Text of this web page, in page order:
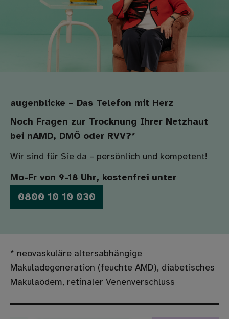
augenblicke – Das Telefon mit Herz
Noch Fragen zur Trocknung Ihrer Netzhaut
bei nAMD, DMÖ oder RVV?*
Wir sind für Sie da – persönlich und kompetent!
Mo-Fr von 9-18 Uhr, kostenfrei unter
0800 10 10 030
* neovaskuläre altersabhängige
Makuladegeneration (feuchte AMD), diabetisches
Makulaödem, retinaler Venenverschluss